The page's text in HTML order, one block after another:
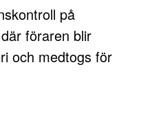
på
föraren blir
och medtogs för